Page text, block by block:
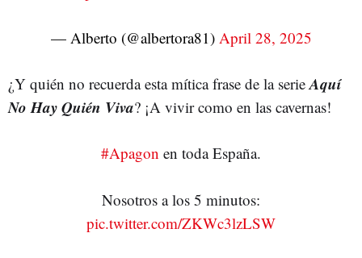
— Alberto (@albertora81) April 28, 2025
¿Y quién no recuerda esta mítica frase de la serieAquí
No Hay Quién Viva? ¡A vivir como en las cavernas!
#Apagon en toda España.
Nosotros a los 5 minutos:
pic.twitter.com/ZKWc3lzLSW